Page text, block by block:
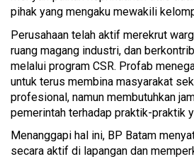
pihak yang mengaku mewakili
Perusahaan telah aktif merekrut
ruang magang industri, dan
melalui program CSR. Profab
untuk terus membina masyarakat
profesional, namun membutuhkan
pemerintah terhadap praktik-praktik
Menanggapi hal ini, BP Batam
secara aktif di lapangan dan